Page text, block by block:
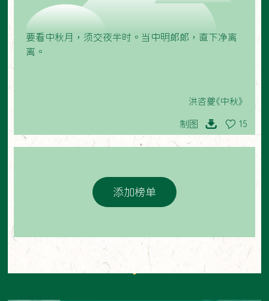
要看中秋月，须交夜半时。当中明郎郎，直下净离
离。
洪咨夔《中秋》
制图 15
添加榜单